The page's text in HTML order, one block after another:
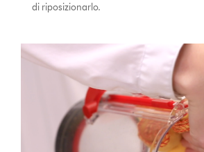
di riposizionarlo.